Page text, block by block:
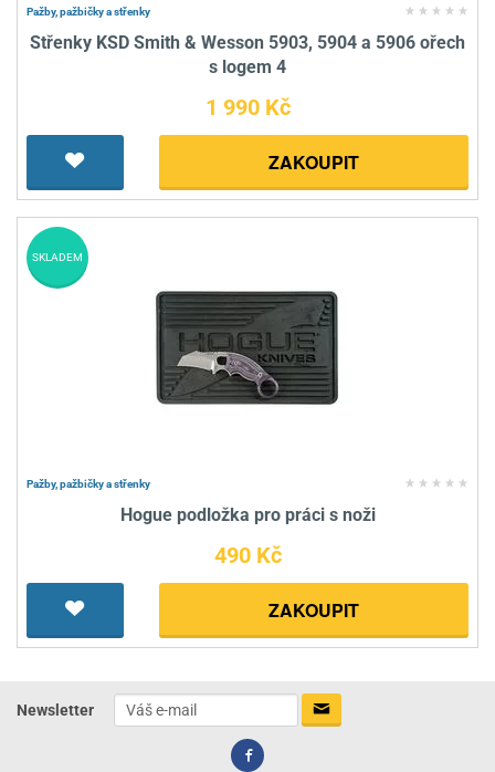
Pažby, pažbičky a střenky
Střenky KSD Smith & Wesson 5903, 5904 a 5906 ořech
s logem 4
1 990 Kč
ZAKOUPIT
Pažby, pažbičky a střenky
Hogue podložka pro práci s noži
490 Kč
ZAKOUPIT
SKLADEM
Newsletter